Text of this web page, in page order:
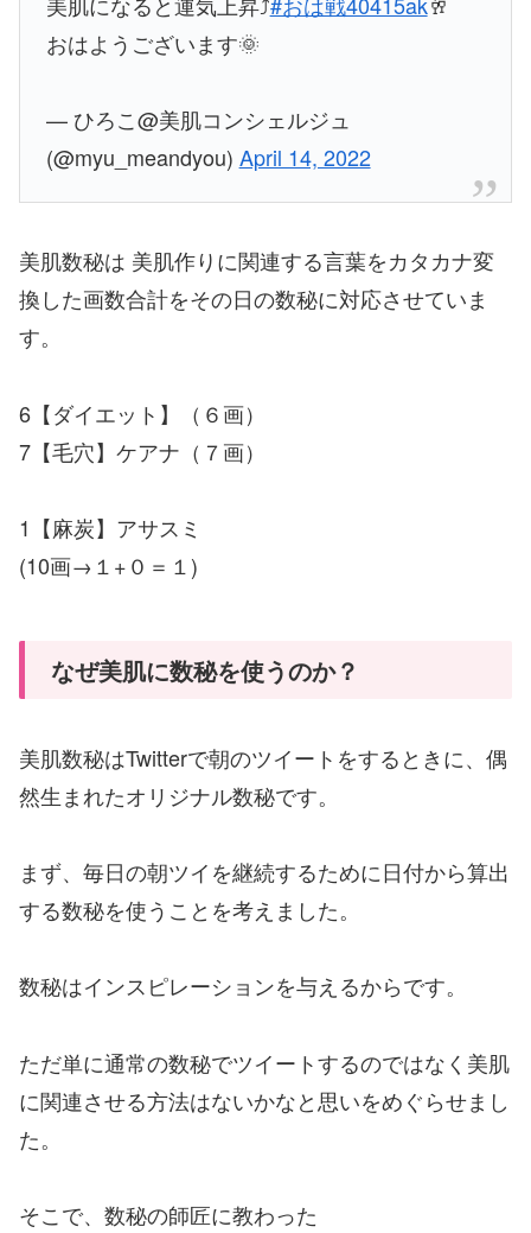
おはようございます🌞
— ひろこ@美肌コンシェルジュ
(@myu_meandyou) April 14, 2022
美肌数秘は 美肌作りに関連する言葉をカタカナ変
換した画数合計をその日の数秘に対応させていま
す。
6【ダイエット】（６画）
7【毛穴】ケアナ（７画）
1【麻炭】アサスミ
(10画→１+０＝１)
なぜ美肌に数秘を使うのか？
美肌数秘はTwitterで朝のツイートをするときに、偶
然生まれたオリジナル数秘です。
まず、毎日の朝ツイを継続するために日付から算出
する数秘を使うことを考えました。
数秘はインスピレーションを与えるからです。
ただ単に通常の数秘でツイートするのではなく美肌
に関連させる方法はないかなと思いをめぐらせまし
た。
そこで、数秘の師匠に教わった